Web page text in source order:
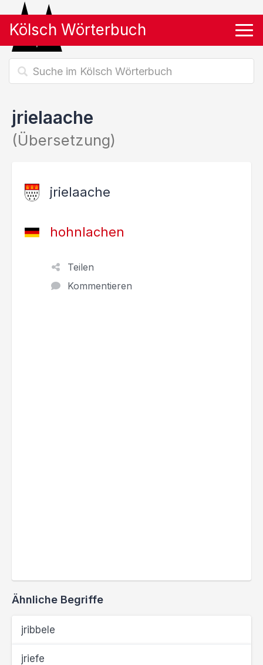
Kölsch Wörterbuch
jrielaache
(Übersetzung)
jrielaache
hohnlachen
Teilen
Kommentieren
Ähnliche Begriffe
jribbele
jriefe